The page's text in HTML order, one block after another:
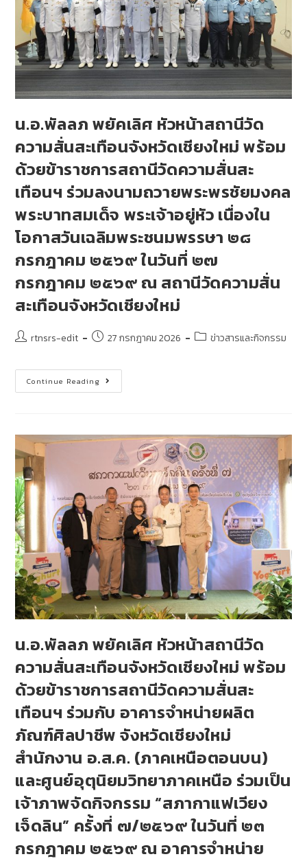
น.อ.พัลลภ พยัคเลิศ หัวหน้าสถานีวัด
ความสั่นสะเทือนจังหวัดเชียงใหม่ พร้อม
ด้วยข้าราชการสถานีวัดความสั่นสะ
เทือนฯ ร่วมลงนามถวายพระพรชัยมงคล
พระบาทสมเด็จ พระเจ้าอยู่หัว เนื่องใน
โอกาสวันเฉลิมพระชนมพรรษา ๒๘
กรกฎาคม ๒๕๖๙ ในวันที่ ๒๗
กรกฎาคม ๒๕๖๙ ณ สถานีวัดความสั่น
สะเทือนจังหวัดเชียงใหม่
rtnsrs-edit 27 กรกฎาคม 2026 ข่าวสารและกิจกรรม
Continue Reading
น.อ.พัลลภ พยัคเลิศ หัวหน้าสถานีวัด
ความสั่นสะเทือนจังหวัดเชียงใหม่ พร้อม
ด้วยข้าราชการสถานีวัดความสั่นสะ
เทือนฯ ร่วมกับ อาคารจำหน่ายผลิต
ภัณฑ์ศิลปาชีพ จังหวัดเชียงใหม่
สำนักงาน อ.ส.ค. (ภาคเหนือตอนบน)
และศูนย์อุตุนิยมวิทยาภาคเหนือ ร่วมเป็น
เจ้าภาพจัดกิจกรรม “สภากาแฟเวียง
เจ็ดลิน” ครั้งที่ ๗/๒๕๖๙ ในวันที่ ๒๓
กรกฎาคม ๒๕๖๙ ณ อาคารจำหน่าย